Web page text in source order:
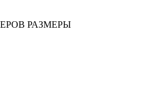
РАЗМЕРЫ